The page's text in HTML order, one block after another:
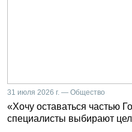
31 июля 2026 г. — Общество
«Хочу оставаться частью
специалисты выбирают